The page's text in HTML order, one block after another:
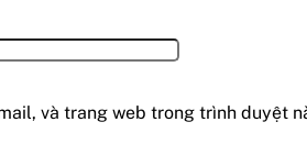
và trang web trong trình duyệt